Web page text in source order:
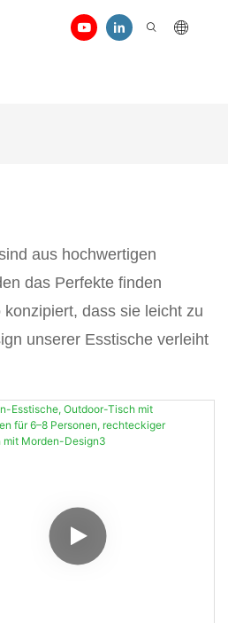
aus hochwertigen
das Perfekte finden
dass sie leicht zu
unserer Esstische verleiht